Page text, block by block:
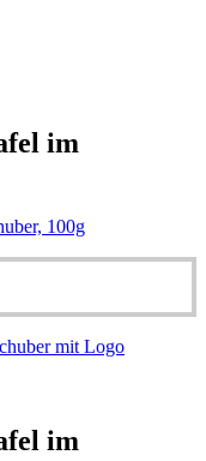
im
100g
im